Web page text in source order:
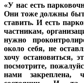
«У нас есть
Они тоже должны
ставить. И есть
частникам,
нужно
около себя, не
хочу остановиться,
посмотрите,
нами закреплена,